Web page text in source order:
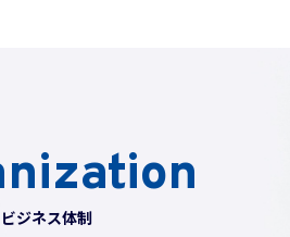
ビジネス体制